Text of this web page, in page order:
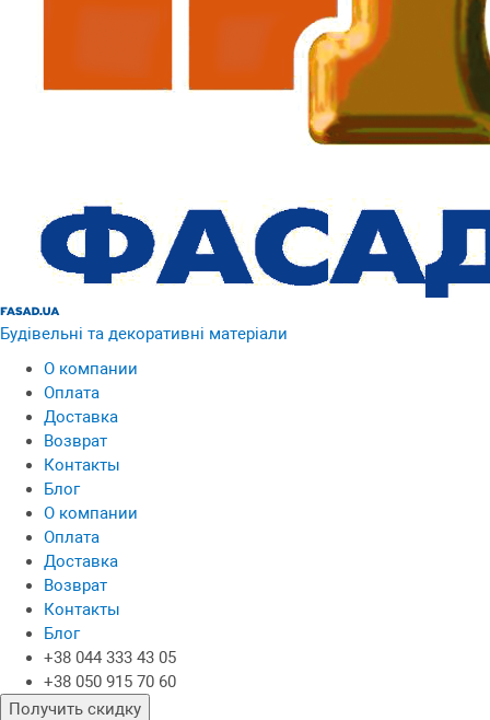
Будівельні та декоративні матеріали
О компании
Оплата
Доставка
Возврат
Контакты
Блог
О компании
Оплата
Доставка
Возврат
Контакты
Блог
+38 044 333 43 05
+38 050 915 70 60
Получить скидку